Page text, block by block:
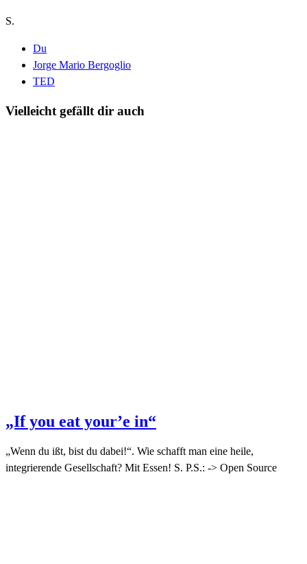
S.
Du
Jorge Mario Bergoglio
TED
Vielleicht gefällt dir auch
„If you eat your’e in“
„Wenn du ißt, bist du dabei!“. Wie schafft man eine heile,
integrierende Gesellschaft? Mit Essen! S. P.S.: -> Open Source